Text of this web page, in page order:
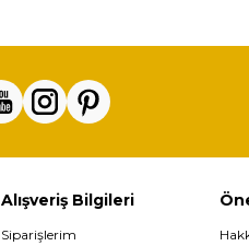
Alışveriş Bilgileri
Siparişlerim